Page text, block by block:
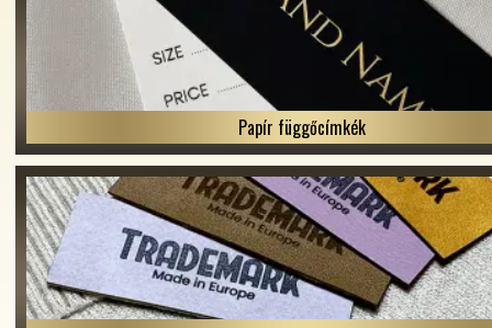
Papír függőcímkék